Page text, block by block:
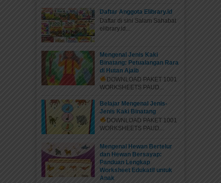
Daftar Anggota Elibrary.id
Daftar di sini Salam Sahabat
elibrary.id...
Mengenal Jenis Kaki
Binatang: Petualangan Rara
di Hutan Ajaib
DOWNLOAD PAKET 1001
WORKSHEETS PAUD...
Belajar Mengenal Jenis-
Jenis Kaki Binatang
DOWNLOAD PAKET 1001
WORKSHEETS PAUD...
Mengenal Hewan Bertelur
dan Hewan Bersayap:
Panduan Lengkap
Worksheet Edukatif untuk
Anak